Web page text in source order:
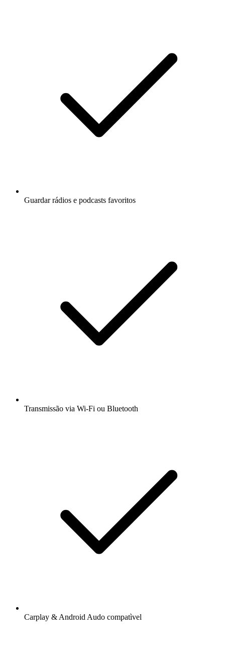
Guardar rádios e podcasts favoritos
Transmissão via Wi-Fi ou Bluetooth
Carplay & Android Audo compatìvel